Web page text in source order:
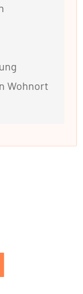
Wohnort